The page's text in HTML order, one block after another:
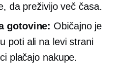
da preživijo več časa.
gotovine: Običajno je
poti ali na levi strani
plačajo nakupe.